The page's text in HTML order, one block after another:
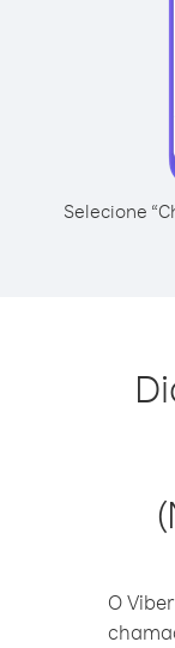
Selecione
O